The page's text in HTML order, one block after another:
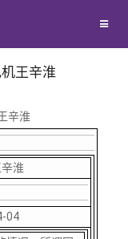
王辛淮
辛淮
淮
04